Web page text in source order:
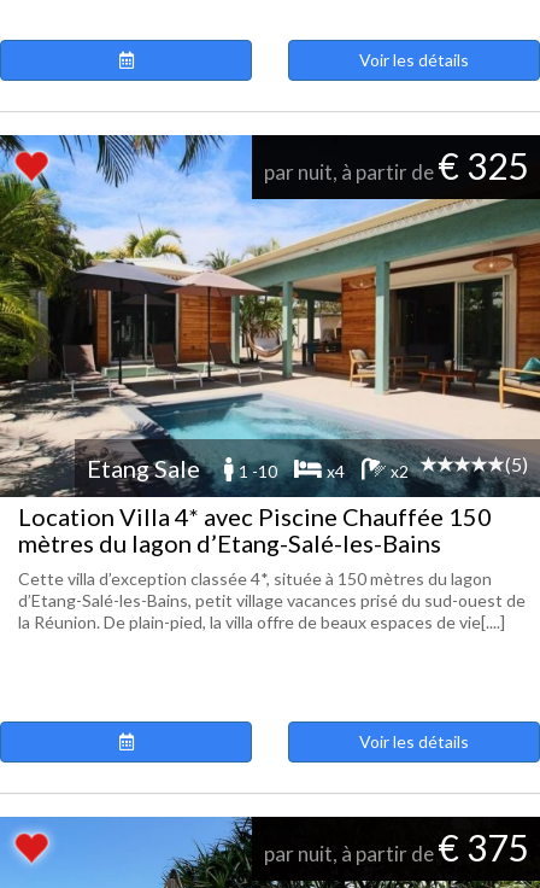
Voir les détails
par nuit, à partir de€ 325
Etang Sale 1 -10 x4 x2 (5)
Location Villa 4* avec Piscine Chauffée 150
mètres du lagon d’Etang-Salé-les-Bains
Cette villa d’exception classée 4*, située à 150 mètres du lagon
d’Etang-Salé-les-Bains, petit village vacances prisé du sud-ouest de
la Réunion. De plain-pied, la villa offre de beaux espaces de vie[....]
Voir les détails
par nuit, à partir de€ 375